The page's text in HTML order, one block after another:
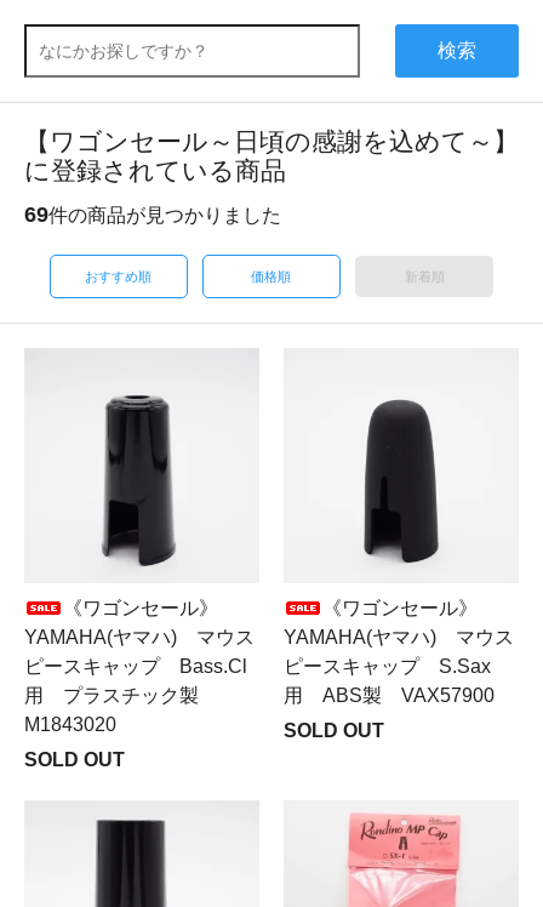
検索
【ワゴンセール～日頃の感謝を込めて～】
に登録されている商品
69件の商品が見つかりました
おすすめ順 価格順 新着順
《ワゴンセール》
YAMAHA(ヤマハ) マウス
ピースキャップ Bass.Cl
用 プラスチック製
M1843020
SOLD OUT
《ワゴンセール》
YAMAHA(ヤマハ) マウス
ピースキャップ S.Sax
用 ABS製 VAX57900
SOLD OUT